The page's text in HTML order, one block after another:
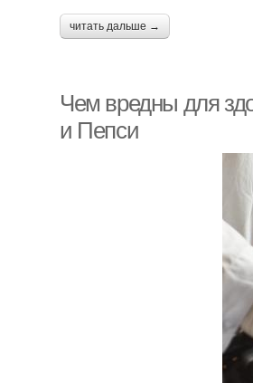
читать дальше →
Чем вредны для
и Пепси